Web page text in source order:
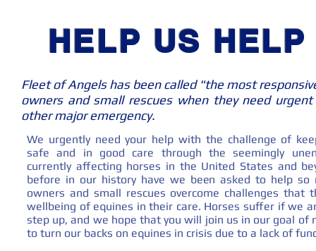
HELP US
Fleet of Angels has been called "the most
owners and small rescues when they need
other major emergency.
We urgently need your help with the challenge of
safe and in good care through the seemingly
currently affecting horses in the United States and
before in our history have we been asked to help so
owners and small rescues overcome challenges that
wellbeing of equines in their care. Horses suffer if we
step up, and we hope that you will join us in our goal of
to turn our backs on equines in crisis due to a lack of